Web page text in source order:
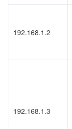
192.168.1.2
192.168.1.3